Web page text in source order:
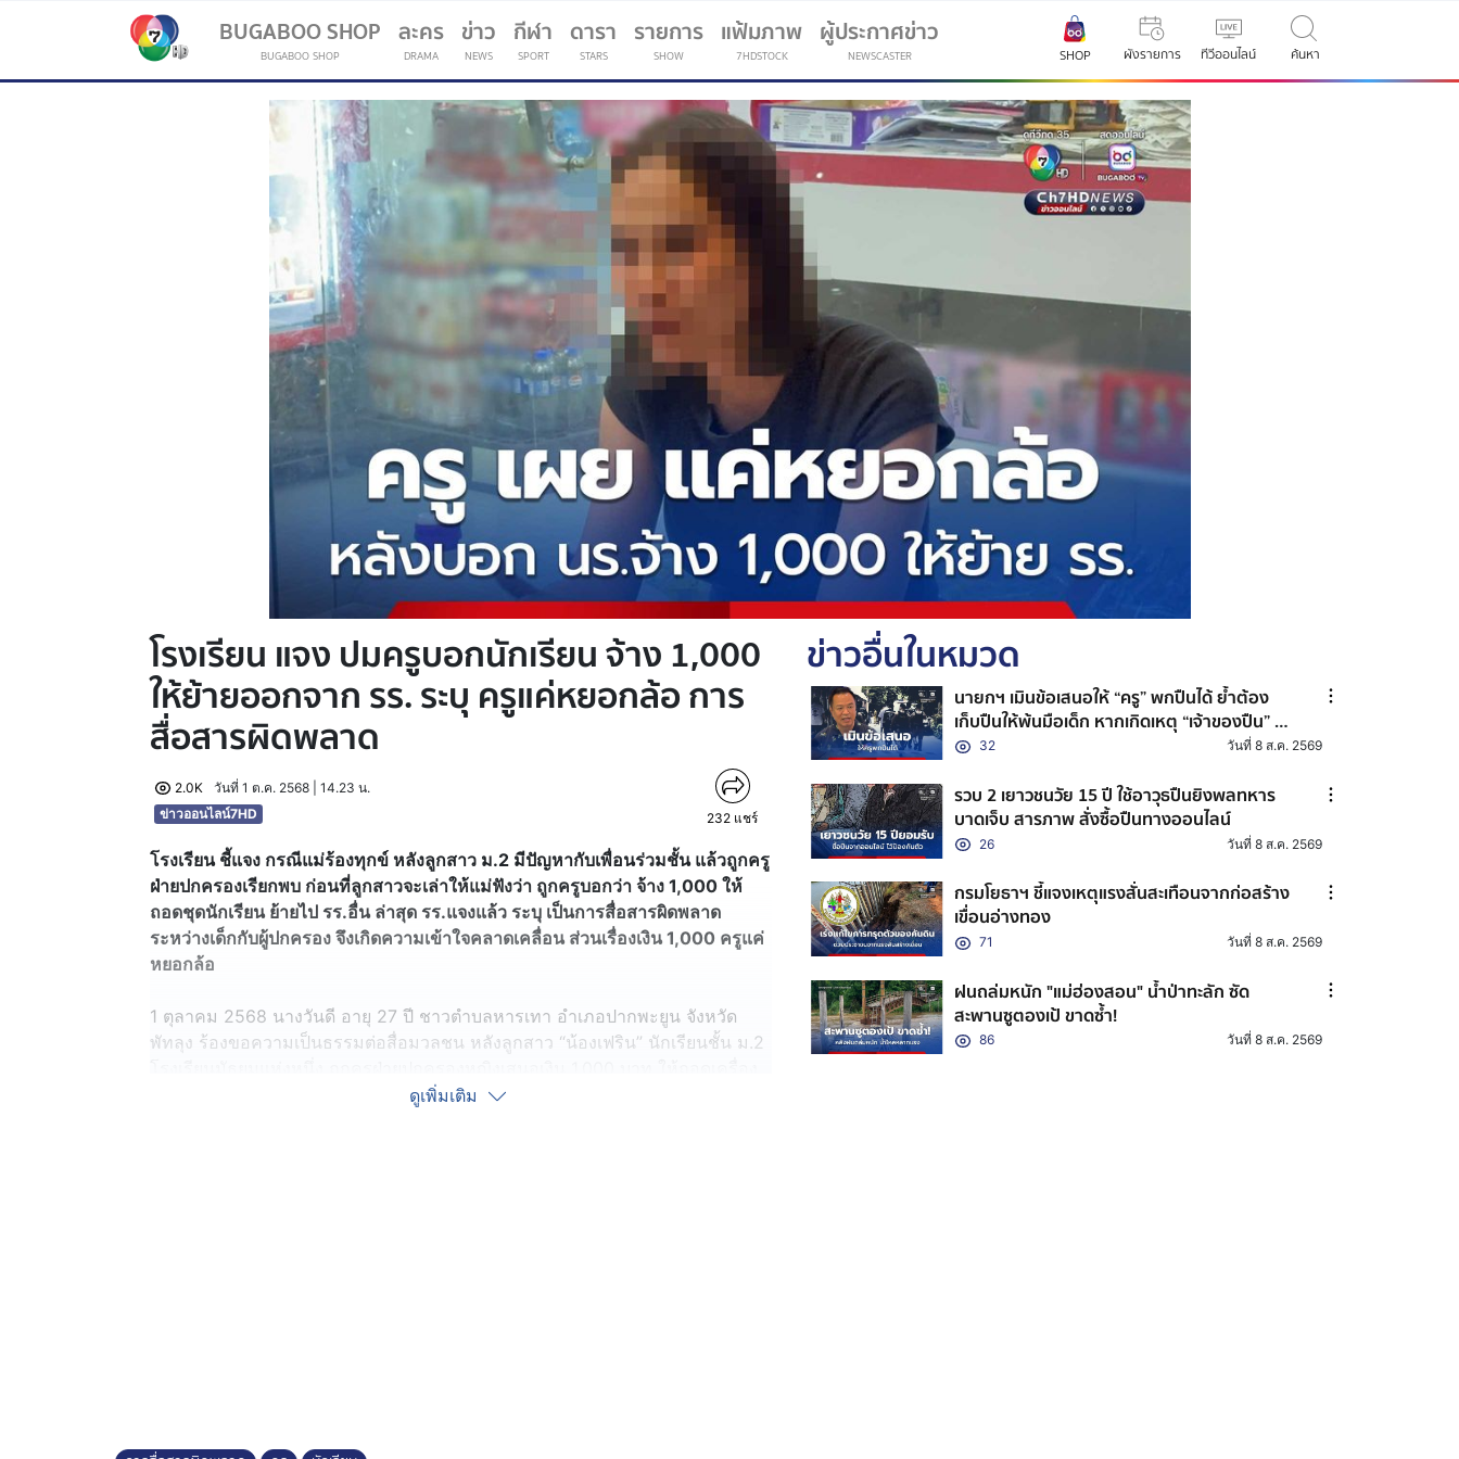
BUGABOO SHOP
BUGABOO SHOP
ละคร
DRAMA
ข่าว
NEWS
กีฬา
SPORT
(current)
ดารา
STARS
รายการ
SHOW
แฟ้มภาพ
7HDSTOCK
ผู้ประกาศข่าว
NEWSCASTER SHOP ผังรายการ ทีวีออนไลน์ ค้นหา
โรงเรียน แจง ปมครูบอกนักเรียน จ้าง 1,000
ให้ย้ายออกจาก รร. ระบุ ครูแค่หยอกล้อ การ
สื่อสารผิดพลาด
2.0K
วันที่ 1 ต.ค. 2568 | 14.23 น.
ข่าวออนไลน์7HD
232 แชร์
โรงเรียน ชี้แจง กรณีแม่ร้องทุกข์ หลังลูกสาว ม.2 มีปัญหากับเพื่อนร่วมชั้น แล้วถูกครู
ฝ่ายปกครองเรียกพบ ก่อนที่ลูกสาวจะเล่าให้แม่ฟังว่า ถูกครูบอกว่า จ้าง 1,000 ให้
ถอดชุดนักเรียน ย้ายไป รร.อื่น ล่าสุด รร.แจงแล้ว ระบุ เป็นการสื่อสารผิดพลาด
ระหว่างเด็กกับผู้ปกครอง จึงเกิดความเข้าใจคลาดเคลื่อน ส่วนเรื่องเงิน 1,000 ครูแค่
หยอกล้อ
1 ตุลาคม 2568 นางวันดี อายุ 27 ปี ชาวตำบลหารเทา อำเภอปากพะยูน จังหวัด
พัทลุง ร้องขอความเป็นธรรมต่อสื่อมวลชน หลังลูกสาว “น้องเฟริน” นักเรียนชั้น ม.2
แบบออกและย้ายไปเรียนที่อื่น อ้างเหตุทะเลาะกับเพื่อนในห้องเรียน
ดูเพิ่มเติม
ข่าวอื่นในหมวด
นายกฯ เมินข้อเสนอให้ “ครู” พกปืนได้ ย้ำต้อง
เก็บปืนให้พ้นมือเด็ก หากเกิดเหตุ “เจ้าของปืน” จะ
กลายเป็นผู้ต้องหาร่วม
32 วันที่ 8 ส.ค. 2569
รวบ 2 เยาวชนวัย 15 ปี ใช้อาวุธปืนยิงพลทหาร
บาดเจ็บ สารภาพ สั่งซื้อปืนทางออนไลน์
26 วันที่ 8 ส.ค. 2569
กรมโยธาฯ ชี้แจงเหตุแรงสั่นสะเทือนจากก่อสร้าง
เขื่อนอ่างทอง
71 วันที่ 8 ส.ค. 2569
ฝนถล่มหนัก "แม่ฮ่องสอน" น้ำป่าทะลัก ซัด
สะพานซูตองเป้ ขาดซ้ำ!
86 วันที่ 8 ส.ค. 2569